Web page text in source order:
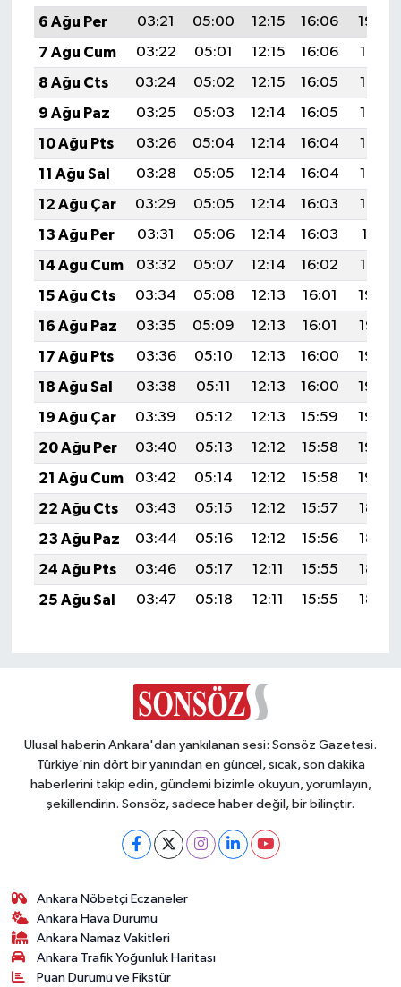
6 Ağu Per
03:21 05:00 12:15 16:06
19:20
7 Ağu Cum
03:22 05:01 12:15 16:06
19:19
8 Ağu Cts
03:24 05:02 12:15 16:05
19:17
9 Ağu Paz
03:25 05:03 12:14 16:05
19:16
10 Ağu Pts
03:26 05:04 12:14 16:04
19:15
11 Ağu Sal
03:28 05:05 12:14 16:04
19:14
12 Ağu Çar
03:29 05:05 12:14 16:03
19:13
13 Ağu Per
03:31 05:06 12:14 16:03
19:11
14 Ağu Cum
03:32 05:07 12:14 16:02
19:10
15 Ağu Cts
03:34 05:08 12:13 16:01
19:09
16 Ağu Paz
03:35 05:09 12:13 16:01
19:07
17 Ağu Pts
03:36 05:10 12:13 16:00
19:06
18 Ağu Sal
03:38 05:11 12:13 16:00
19:05
19 Ağu Çar
03:39 05:12 12:13 15:59
19:03
20 Ağu Per
03:40 05:13 12:12 15:58
19:02
21 Ağu Cum
03:42 05:14 12:12 15:58
19:00
22 Ağu Cts
03:43 05:15 12:12 15:57
18:59
23 Ağu Paz
03:44 05:16 12:12 15:56
18:57
24 Ağu Pts
03:46 05:17 12:11 15:55
18:56
25 Ağu Sal
03:47 05:18 12:11 15:55 18:54
Ulusal haberin Ankara'dan yankılanan sesi: Sonsöz Gazetesi.
Türkiye'nin dört bir yanından en güncel, sıcak, son dakika
haberlerini takip edin, gündemi bizimle okuyun, yorumlayın,
şekillendirin. Sonsöz, sadece haber değil, bir bilinçtir.
Ankara Nöbetçi Eczaneler
Ankara Hava Durumu
Ankara Namaz Vakitleri
Ankara Trafik Yoğunluk Haritası
Puan Durumu ve Fikstür